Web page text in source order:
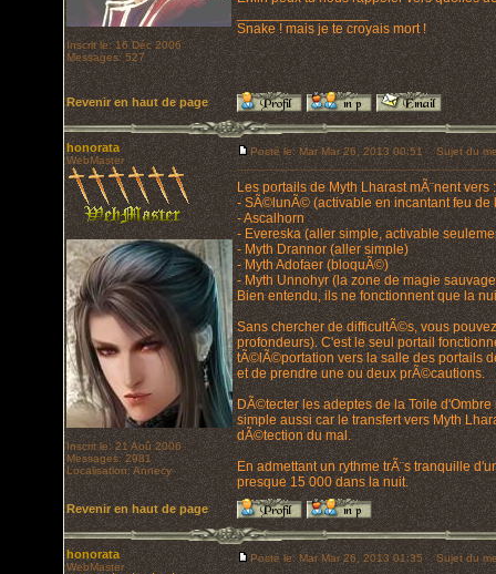
Inscrit le: 16 Déc 2006
Messages: 527
_________________
Snake ! mais je te croyais mort !
Revenir en haut de page
honorata
WebMaster
Inscrit le: 21 Aoû 2006
Messages: 2981
Localisation: Annecy
Posté le: Mar Mar 26, 2013 00:51 Sujet du
Les portails de Myth Lharast mÃ¨nent vers :
- SÃ©lunÃ© (activable en incantant feu de
- Ascalhorn
- Evereska (aller simple, activable
- Myth Drannor (aller simple)
- Myth Adofaer (bloquÃ©)
- Myth Unnohyr (la zone de magie
Bien entendu, ils ne fonctionnent que la
Sans chercher de difficultÃ©s, vous
profondeurs). C'est le seul portail
tÃ©lÃ©portation vers la salle des portails
et de prendre une ou deux prÃ©cautions.
DÃ©tecter les adeptes de la Toile
simple aussi car le transfert vers Myth
dÃ©tection du mal.
En admettant un rythme trÃ¨s tranquille
presque 15 000 dans la nuit.
Revenir en haut de page
honorata
WebMaster
Posté le: Mar Mar 26, 2013 01:35 Sujet du